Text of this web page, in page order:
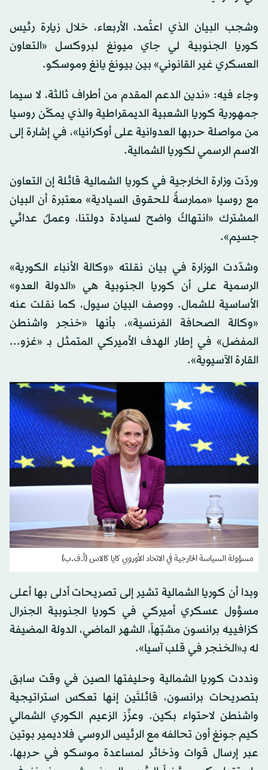
وشجب البيان الذي اعتُمد، الأربعاء، خلال زيارة رئيس
كوريا الجنوبية لي جاي ميونغ لبروكسل «التعاون
العسكري غير القانوني» بين بيونغ يانغ وموسكو.
وجاء فيه: «ندين الدعم المقدم من أطراف ثالثة، لا سيما
جمهورية كوريا الشعبية الديمقراطية والذي يمكّن روسيا
من مواصلة حربها العدوانية على أوكرانيا»، في إشارة إلى
الاسم الرسمي لكوريا الشمالية.
وردّت وزارة الخارجية في كوريا الشمالية قائلة إن التعاون
مع روسيا «ممارسةٌ للحقوق السيادية» معتبرة أن البيان
المشترك «انتهاكٌ واضح لسيادة دولتنا، وعملٌ عدائي
جسيم».
وشدّدت الوزارة في بيان نقلته «وكالة الأنباء الكورية»
الرسمية على أن كوريا الجنوبية هي «الدولة العدو»
الأساسية للشمال. ووصف البيان سيول، كما نقلت عنه
«وكالة الصحافة الفرنسية»، بأنها «خنجر واشنطن
المفضل» في إطار الهدف الأميركي المتمثل بـ «غزو...
القارة الآسيوية».
مسؤولة السياسة الخارجية في الاتحاد الأوروبي كايا كالاس (أ.ف.ب)
وبدا أن كوريا الشمالية تشير إلى تصريحات أدلى بها أعلى
مسؤول عسكري أميركي في كوريا الجنوبية الجنرال
كزافييه برانسون مشبّهاً، الشهر الماضي، الدولة المضيفة
له بـ«الخنجر في قلب آسيا».
ونددت كوريا الشمالية وحليفتها الصين في وقت سابق
بتصريحات برانسون، قائلتَين إنها تعكس استراتيجية
واشنطن لاحتواء بكين. وعزَّز الزعيم الكوري الشمالي
كيم جونغ أون تحالفه مع الرئيس الروسي فلاديمير بوتين
عبر إرسال قوات وذخائر لمساعدة موسكو في حربها.